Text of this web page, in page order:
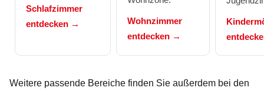
Schlafzimmer
entdecken →
Wohnzimmer
entdecken →
Weitere passende Bereiche finden Sie außerdem bei den